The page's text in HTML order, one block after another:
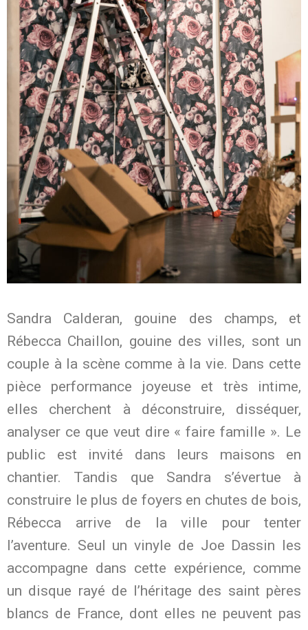
Sandra Calderan, gouine des champs, et
Rébecca Chaillon, gouine des villes, sont un
couple à la scène comme à la vie. Dans cette
pièce performance joyeuse et très intime,
elles cherchent à déconstruire, disséquer,
analyser ce que veut dire « faire famille ». Le
public est invité dans leurs maisons en
chantier. Tandis que Sandra s’évertue à
construire le plus de foyers en chutes de bois,
Rébecca arrive de la ville pour tenter
l’aventure. Seul un vinyle de Joe Dassin les
accompagne dans cette expérience, comme
un disque rayé de l’héritage des saint pères
blancs de France, dont elles ne peuvent pas